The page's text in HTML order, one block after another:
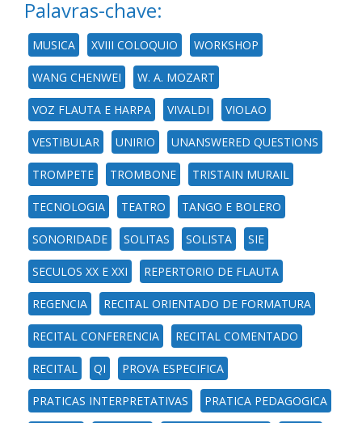
Palavras-chave:
MUSICA XVIII COLOQUIO WORKSHOP
WANG CHENWEI W. A. MOZART
VOZ FLAUTA E HARPA VIVALDI VIOLAO
VESTIBULAR UNIRIO UNANSWERED QUESTIONS
TROMPETE TROMBONE TRISTAIN MURAIL
TECNOLOGIA TEATRO TANGO E BOLERO
SONORIDADE SOLITAS SOLISTA SIE
SECULOS XX E XXI REPERTORIO DE FLAUTA
REGENCIA RECITAL ORIENTADO DE FORMATURA
RECITAL CONFERENCIA RECITAL COMENTADO
RECITAL QI PROVA ESPECIFICA
PRATICAS INTERPRETATIVAS PRATICA PEDAGOGICA